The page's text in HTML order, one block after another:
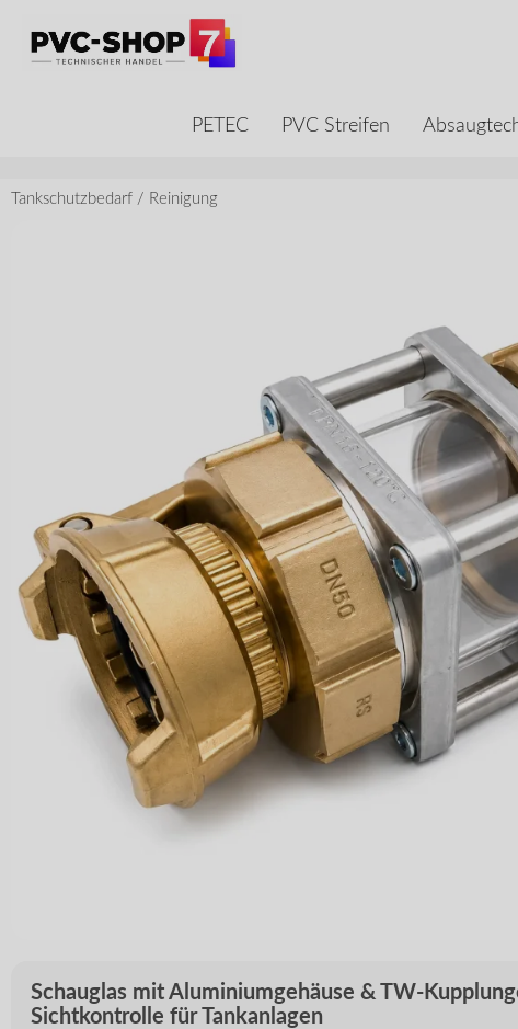
PETEC PVC Streifen
Tankschutzbedarf / Reinigung
Schauglas mit Aluminiumgehäuse & TW-
Sichtkontrolle für Tankanlagen